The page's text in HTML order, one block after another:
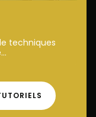
techniques